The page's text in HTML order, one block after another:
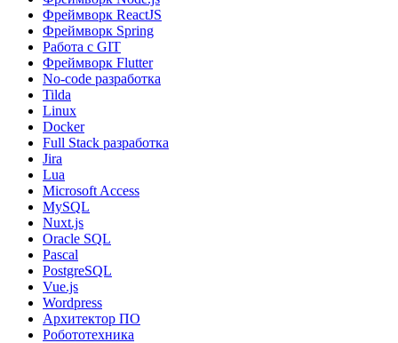
Фреймворк ReactJS
Фреймворк Spring
Работа с GIT
Фреймворк Flutter
No-code разработка
Tilda
Linux
Docker
Full Stack разработка
Jira
Lua
Microsoft Access
MySQL
Nuxt.js
Oracle SQL
Pascal
PostgreSQL
Vue.js
Wordpress
Архитектор ПО
Робототехника